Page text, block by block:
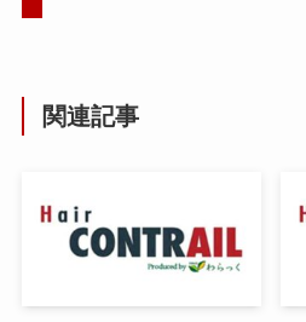
関連記事